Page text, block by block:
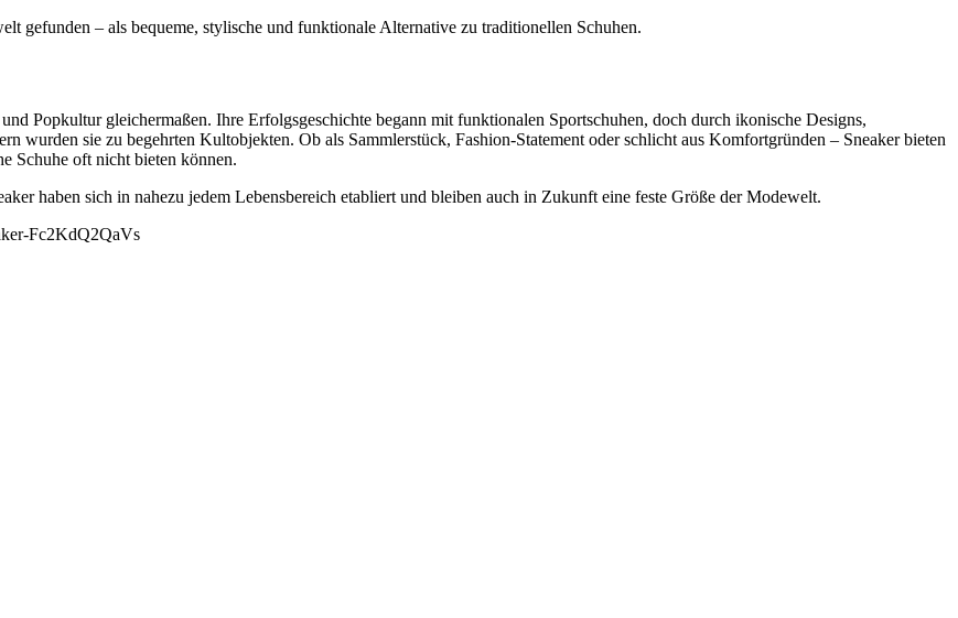
gefunden – als bequeme, stylische und funktionale Alternative zu traditionellen Schuhen.
Popkultur gleichermaßen. Ihre Erfolgsgeschichte begann mit funktionalen Sportschuhen, doch durch ikonische Designs,
wurden sie zu begehrten Kultobjekten. Ob als Sammlerstück, Fashion-Statement oder schlicht aus Komfortgründen – Sneaker bieten
Schuhe oft nicht bieten können.
haben sich in nahezu jedem Lebensbereich etabliert und bleiben auch in Zukunft eine feste Größe der Modewelt.
Fc2KdQ2QaVs